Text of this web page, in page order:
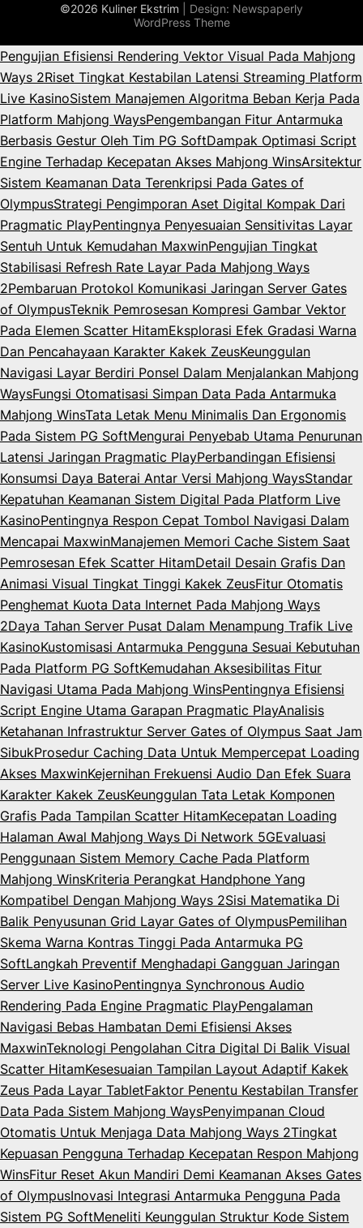
©2026 Kuliner Ekstrim | Design: Newspaperly
WordPress Theme
Pengujian Efisiensi Rendering Vektor Visual Pada Mahjong
Ways 2Riset Tingkat Kestabilan Latensi Streaming Platform
Live KasinoSistem Manajemen Algoritma Beban Kerja Pada
Platform Mahjong WaysPengembangan Fitur Antarmuka
Berbasis Gestur Oleh Tim PG SoftDampak Optimasi Script
Engine Terhadap Kecepatan Akses Mahjong WinsArsitektur
Sistem Keamanan Data Terenkripsi Pada Gates of
OlympusStrategi Pengimporan Aset Digital Kompak Dari
Pragmatic PlayPentingnya Penyesuaian Sensitivitas Layar
Sentuh Untuk Kemudahan MaxwinPengujian Tingkat
Stabilisasi Refresh Rate Layar Pada Mahjong Ways
2Pembaruan Protokol Komunikasi Jaringan Server Gates
of OlympusTeknik Pemrosesan Kompresi Gambar Vektor
Pada Elemen Scatter HitamEksplorasi Efek Gradasi Warna
Dan Pencahayaan Karakter Kakek ZeusKeunggulan
Navigasi Layar Berdiri Ponsel Dalam Menjalankan Mahjong
WaysFungsi Otomatisasi Simpan Data Pada Antarmuka
Mahjong WinsTata Letak Menu Minimalis Dan Ergonomis
Pada Sistem PG SoftMengurai Penyebab Utama Penurunan
Latensi Jaringan Pragmatic PlayPerbandingan Efisiensi
Konsumsi Daya Baterai Antar Versi Mahjong WaysStandar
Kepatuhan Keamanan Sistem Digital Pada Platform Live
KasinoPentingnya Respon Cepat Tombol Navigasi Dalam
Mencapai MaxwinManajemen Memori Cache Sistem Saat
Pemrosesan Efek Scatter HitamDetail Desain Grafis Dan
Animasi Visual Tingkat Tinggi Kakek ZeusFitur Otomatis
Penghemat Kuota Data Internet Pada Mahjong Ways
2Daya Tahan Server Pusat Dalam Menampung Trafik Live
KasinoKustomisasi Antarmuka Pengguna Sesuai Kebutuhan
Pada Platform PG SoftKemudahan Aksesibilitas Fitur
Navigasi Utama Pada Mahjong WinsPentingnya Efisiensi
Script Engine Utama Garapan Pragmatic PlayAnalisis
Ketahanan Infrastruktur Server Gates of Olympus Saat Jam
SibukProsedur Caching Data Untuk Mempercepat Loading
Akses MaxwinKejernihan Frekuensi Audio Dan Efek Suara
Karakter Kakek ZeusKeunggulan Tata Letak Komponen
Grafis Pada Tampilan Scatter HitamKecepatan Loading
Halaman Awal Mahjong Ways Di Network 5GEvaluasi
Penggunaan Sistem Memory Cache Pada Platform
Mahjong WinsKriteria Perangkat Handphone Yang
Kompatibel Dengan Mahjong Ways 2Sisi Matematika Di
Balik Penyusunan Grid Layar Gates of OlympusPemilihan
Skema Warna Kontras Tinggi Pada Antarmuka PG
SoftLangkah Preventif Menghadapi Gangguan Jaringan
Server Live KasinoPentingnya Synchronous Audio
Rendering Pada Engine Pragmatic PlayPengalaman
Navigasi Bebas Hambatan Demi Efisiensi Akses
MaxwinTeknologi Pengolahan Citra Digital Di Balik Visual
Scatter HitamKesesuaian Tampilan Layout Adaptif Kakek
Zeus Pada Layar TabletFaktor Penentu Kestabilan Transfer
Data Pada Sistem Mahjong WaysPenyimpanan Cloud
Otomatis Untuk Menjaga Data Mahjong Ways 2Tingkat
Kepuasan Pengguna Terhadap Kecepatan Respon Mahjong
WinsFitur Reset Akun Mandiri Demi Keamanan Akses Gates
of OlympusInovasi Integrasi Antarmuka Pengguna Pada
Sistem PG SoftMeneliti Keunggulan Struktur Kode Sistem